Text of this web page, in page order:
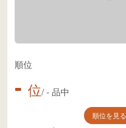
順位
- 位/- 品中
順位を見る